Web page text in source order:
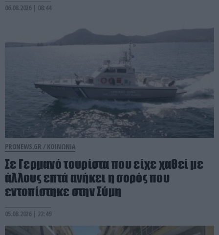
06.08.2026 | 08:44
PRONEWS.GR / ΚΟΙΝΩΝΙΑ
Σε Γερμανό τουρίστα που είχε χαθεί με
άλλους επτά ανήκει η σορός που
εντοπίστηκε στην Σύμη
05.08.2026 | 22:49